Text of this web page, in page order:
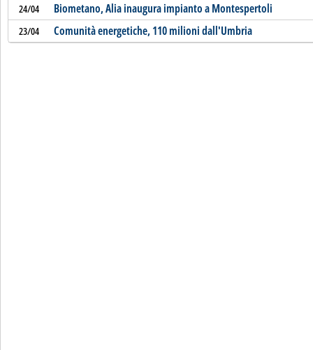
24/04 Biometano, Alia inaugura impianto a Montespertoli
23/04 Comunità energetiche, 110 milioni dall'Umbria